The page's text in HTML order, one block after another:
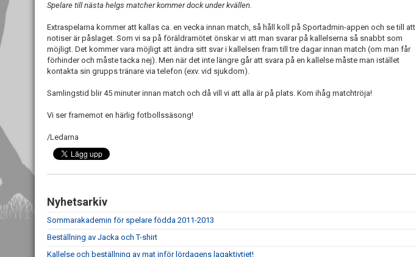
Spelare till nästa helgs matcher kommer dock under kvällen.
Extraspelarna kommer att kallas ca. en vecka innan match, så håll koll på Sportadmin-appen och se till att
notiser är påslaget. Som vi sa på föräldramötet önskar vi att man svarar på kallelserna så snabbt som
möjligt. Det kommer vara möjligt att ändra sitt svar i kallelsen fram till tre dagar innan match (om man får
förhinder och måste tacka nej). Men när det inte längre går att svara på en kallelse måste man istället
kontakta sin grupps tränare via telefon (exv. vid sjukdom).
Samlingstid blir 45 minuter innan match och då vill vi att alla är på plats. Kom ihåg matchtröja!
Vi ser framemot en härlig fotbollssäsong!
/Ledarna
Nyhetsarkiv
Sommarakademin för spelare födda 2011-2013
Beställning av Jacka och T-shirt
Kallelse och beställning av mat inför lördagens lagaktivtiet!